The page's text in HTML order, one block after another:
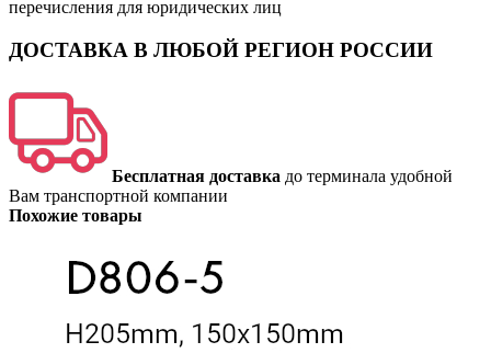
перечисления для юридических лиц
ДОСТАВКА В ЛЮБОЙ РЕГИОН РОССИИ
Бесплатная доставка до терминала удобной
Вам транспортной компании
Похожие товары